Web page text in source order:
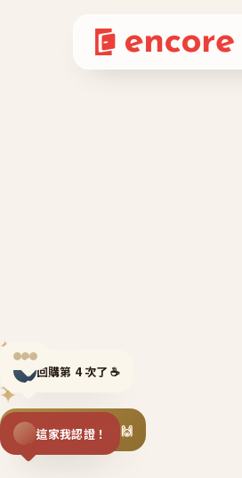
✦
✦
✦
回購第 4 次了 ☕
揪同事一起團購 🙌
這家我認證！